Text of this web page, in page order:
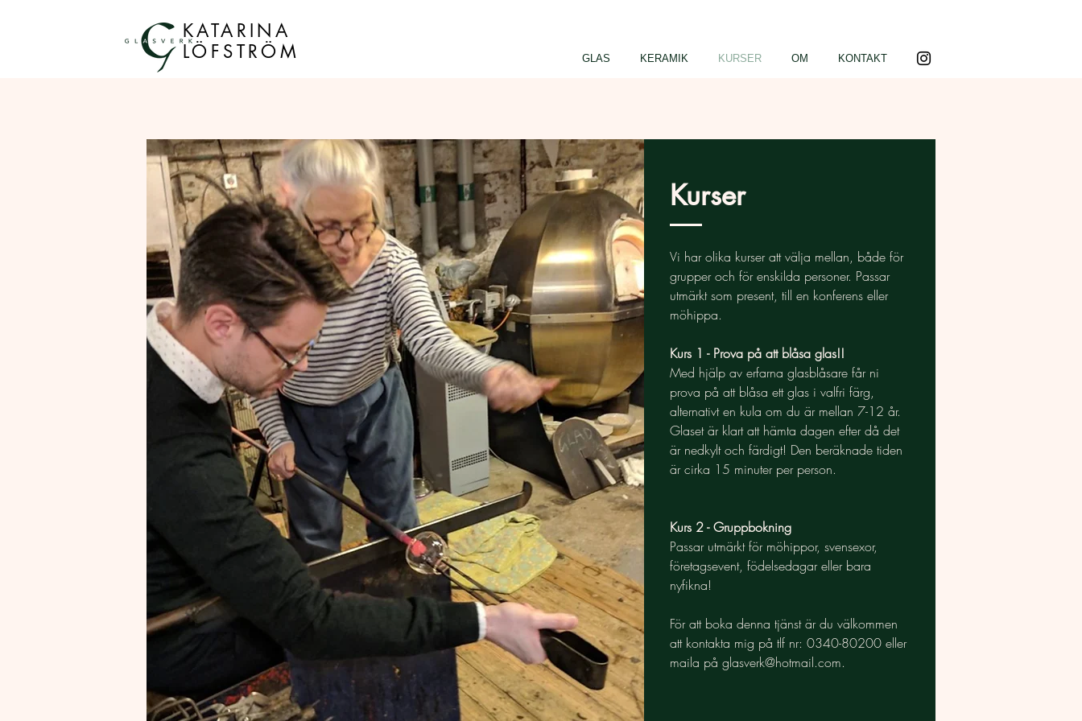
KATARINA
LÖFSTRÖM
GLAS KERAMIK KURSER OM KONTAKT
Kurser
Vi har olika kurser att välja mellan, både för
grupper och för enskilda personer. Passar
utmärkt som present, till en konferens eller
möhippa.
Kurs 1 - Prova på att blåsa glas!!
Med hjälp av erfarna glasblåsare får ni
prova på att blåsa ett glas i valfri färg,
alternativt en kula om du är mellan 7-12 år.
Glaset är klart att hämta dagen efter då det
är nedkylt och färdigt! Den beräknade tiden
är cirka 15 minuter per person.
Kurs 2 - Gruppbokning
Passar utmärkt för möhippor, svensexor,
företagsevent, födelsedagar eller bara
nyfikna!
För att boka denna tjänst är du välkommen
att kontakta mig på tlf nr: 0340-80200 eller
maila på glasverk@hotmail.com.